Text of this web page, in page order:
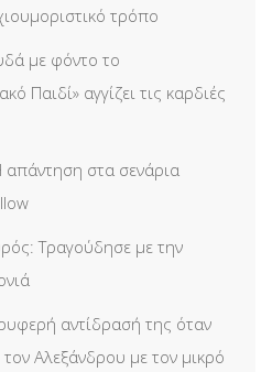
τρόπο
με φόντο το
Παιδί» αγγίζει τις καρδιές
απάντηση στα σενάρια
Τραγούδησε με την
αντίδρασή της όταν
Αλεξάνδρου με τον μικρό